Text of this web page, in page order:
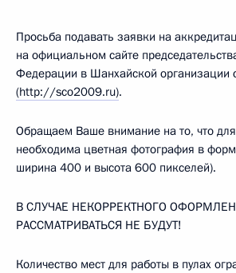
Просьба подавать заявки на
на официальном сайте
Федерации в Шанхайской организации
(http://sco2009.ru).
Обращаем Ваше внимание на то, что
необходима цветная фотография в
ширина 400 и высота 600 пикселей).
В СЛУЧАЕ НЕКОРРЕКТНОГО
РАССМАТРИВАТЬСЯ НЕ БУДУТ!
Количество мест для работы в пулах